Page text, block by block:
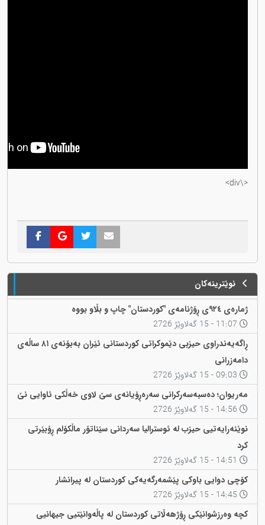
<\div>
نوێترینەکان
ژمارەی ٩٢٤ی ڕۆژنامەی "کوردستان" چاپ و بڵاو بووە
ڕاگەیەندراوی حیزبی دێموکراتی کوردستانی ئێران بەبۆنەی ٨١ ساڵەی
دامەزرانی
مەریوان؛ دەسبەسەرکرانی سەرەڕۆیانەی سێ لاوی خەڵکی ئاوایی نێ
نوێنەرایەتیی حیزب لە ئوسترالیا سەردانی سێناتۆر ماڵکۆلم ڕۆبێرتی
کرد
کۆچی دوایی باوکی پێشمەرگەیەکی کوردستان لە پیرانشار
کچە وەرزشوانێکی ڕۆژهەڵاتی کوردستان لە پاڵەوانێتیی جیهانیی